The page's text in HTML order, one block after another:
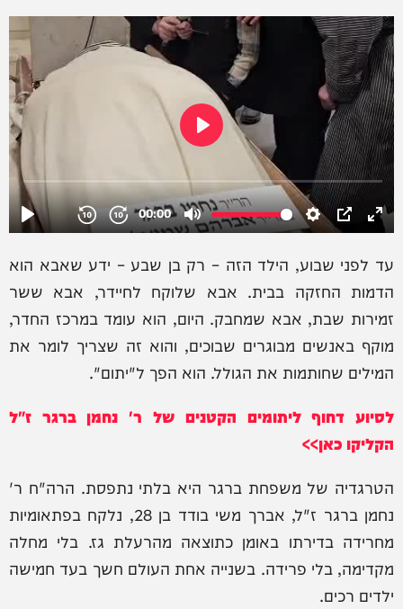
עד לפני שבוע, הילד הזה – רק בן שבע – ידע שאבא הוא
הדמות החזקה בבית. אבא שלוקח לחיידר, אבא ששר
זמירות שבת, אבא שמחבק. היום, הוא עומד במרכז החדר,
מוקף באנשים מבוגרים שבוכים, והוא זה שצריך לומר את
המילים שחותמות את הגולל. הוא הפך ל"יתום".
לסיוע דחוף ליתומים הקטנים של ר' נחמן ברגר ז"ל
הקליקו כאן>>
הטרגדיה של משפחת ברגר היא בלתי נתפסת. הרה"ח ר'
נחמן ברגר ז"ל, אברך משי בודד בן 28, נלקח בפתאומיות
מחרידה בדירתו באומן כתוצאה מהרעלת גז. בלי מחלה
מקדימה, בלי פרידה. בשנייה אחת העולם חשך בעד חמישה
ילדים רכים.